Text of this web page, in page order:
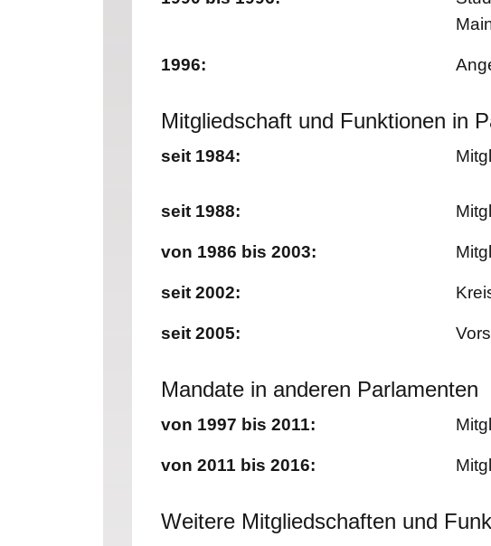
1996:
Mitgliedschaft und Funktionen in
seit 1984:
seit 1988:
von 1986 bis 2003:
seit 2002:
seit 2005:
Mandate in anderen Parlamenten
von 1997 bis 2011:
von 2011 bis 2016:
Weitere Mitgliedschaften und